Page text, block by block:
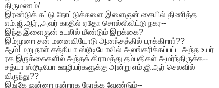
திருமணம்/
இரண்டுக் கட்டு நோட்டுக்களை இளைஞன் கையில் திணித்த
எம்.ஜி.ஆர்,,அவர் காதில் ஏதோ சொல்லிவிட்டு நகர--
இந்த இளைஞன் உடலில் மீண்டும் இறக்கை?
இம்முறை தன் மனைவியோடு ஆனந்தத்தில் பறக்கிறார்??
ஆம்! மறு நாள் சத்தியா ஸ்டூடியோவில் அலங்கரிக்கப்பட்ட அந்த உயர்
ரக இருக்கைகளில் அந்தக் கிராமத்து தம்பதிகள் அமர்ந்திருக்க--
சத்யா ஸ்டூடியோ ஊழியர்களுக்கு அன்று எம்.ஜி.ஆர் செலவில்
விருந்து??
இங்கே ஒன்றை நன்றாக நோக்க வேண்டும்--